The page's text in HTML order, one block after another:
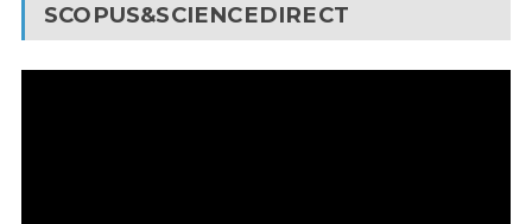
SCOPUS&SCIENCEDIRECT